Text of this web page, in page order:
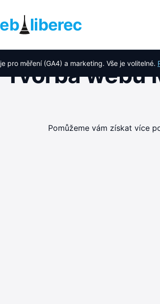
liberec
pro měření (GA4) a marketing. Vše je volitelné.
Tvorba webu
Pomůžeme vám získat více